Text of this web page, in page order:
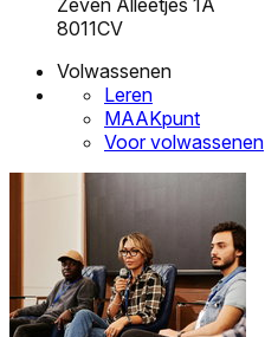
Zeven Alleetjes 1A
8011CV
Volwassenen
Leren
MAAKpunt
Voor volwassenen